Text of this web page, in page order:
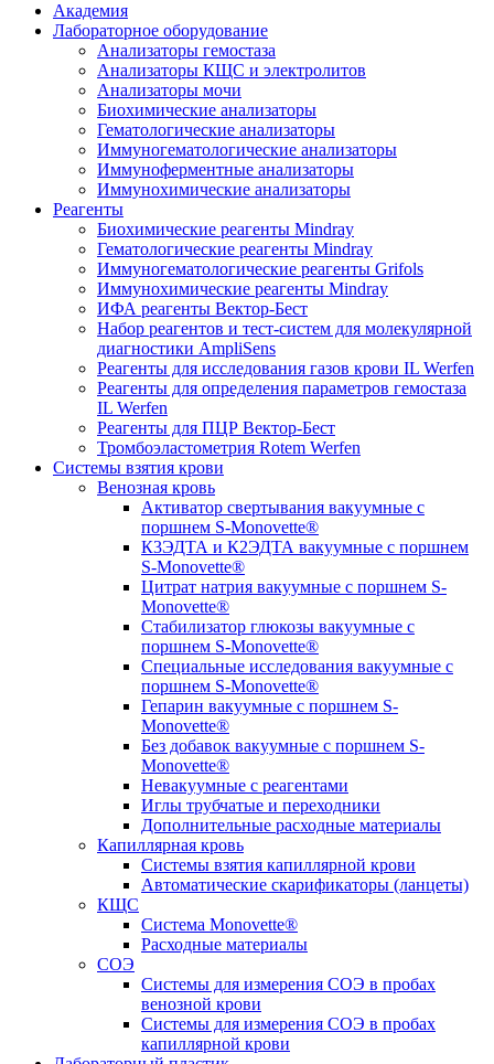
Академия
Лабораторное оборудование
Анализаторы гемостаза
Анализаторы КЩС и электролитов
Анализаторы мочи
Биохимические анализаторы
Гематологические анализаторы
Иммуногематологические анализаторы
Иммуноферментные анализаторы
Иммунохимические анализаторы
Реагенты
Биохимические реагенты Mindray
Гематологические реагенты Mindray
Иммуногематологические реагенты Grifols
Иммунохимические реагенты Mindray
ИФА реагенты Вектор-Бест
Набор реагентов и тест-систем для молекулярной
диагностики AmpliSens
Реагенты для исследования газов крови IL Werfen
Реагенты для определения параметров гемостаза
IL Werfen
Реагенты для ПЦР Вектор-Бест
Тромбоэластометрия Rotem Werfen
Системы взятия крови
Венозная кровь
Активатор свертывания вакуумные с
поршнем S-Monovette®
К3ЭДТА и К2ЭДТА вакуумные с поршнем
S-Monovette®
Цитрат натрия вакуумные с поршнем S-
Monovette®
Стабилизатор глюкозы вакуумные с
поршнем S-Monovette®
Специальные исследования вакуумные с
поршнем S-Monovette®
Гепарин вакуумные с поршнем S-
Monovette®
Без добавок вакуумные с поршнем S-
Monovette®
Невакуумные с реагентами
Иглы трубчатые и переходники
Дополнительные расходные материалы
Капиллярная кровь
Системы взятия капиллярной крови
Автоматические скарификаторы (ланцеты)
КЩС
Система Monovette®
Расходные материалы
СОЭ
Системы для измерения СОЭ в пробах
венозной крови
Системы для измерения СОЭ в пробах
капиллярной крови